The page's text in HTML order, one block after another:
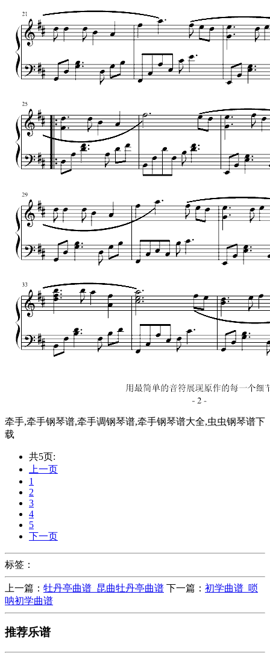
牵手,牵手钢琴谱,牵手调钢琴谱,牵手钢琴谱大全,虫虫钢琴谱下
载
共5页:
上一页
1
2
3
4
5
下一页
标签：
上一篇： 牡丹亭曲谱_昆曲牡丹亭曲谱 下一篇： 初学曲谱_唢
呐初学曲谱
推荐乐谱